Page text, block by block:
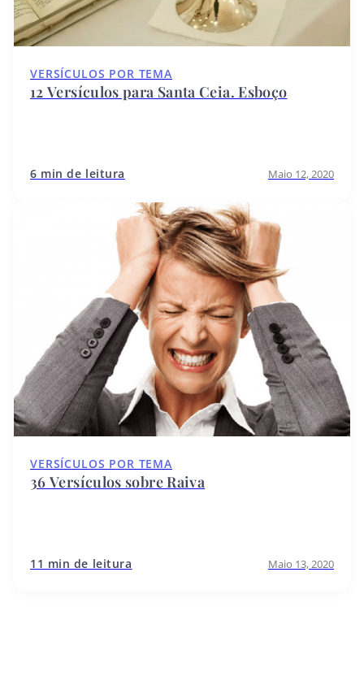
VERSÍCULOS POR TEMA
12 Versículos para Santa Ceia. Esboço
6 min de leitura Maio 12, 2020
VERSÍCULOS POR TEMA
36 Versículos sobre Raiva
11 min de leitura Maio 13, 2020